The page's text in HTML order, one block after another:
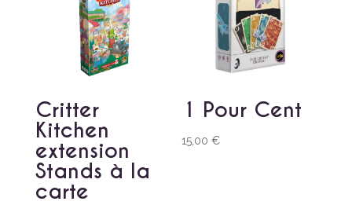
Critter
Kitchen
extension
Stands à la
carte
1 Pour Cent
15,00€